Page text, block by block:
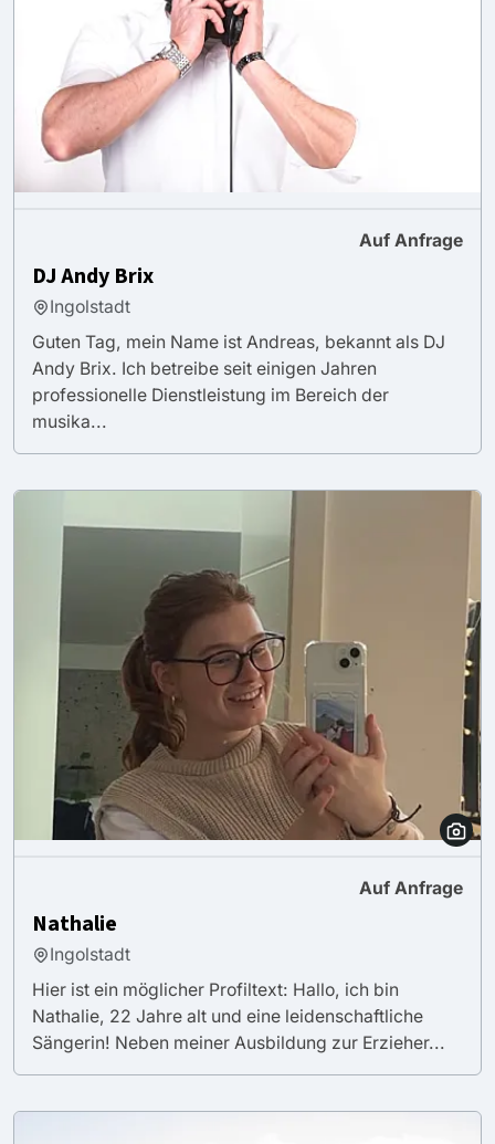
Auf Anfrage
DJ Andy Brix
Ingolstadt
Guten Tag, mein Name ist Andreas, bekannt als DJ
Andy Brix. Ich betreibe seit einigen Jahren
professionelle Dienstleistung im Bereich der
musika...
Auf Anfrage
Nathalie
Ingolstadt
Hier ist ein möglicher Profiltext: Hallo, ich bin
Nathalie, 22 Jahre alt und eine leidenschaftliche
Sängerin! Neben meiner Ausbildung zur Erzieher...